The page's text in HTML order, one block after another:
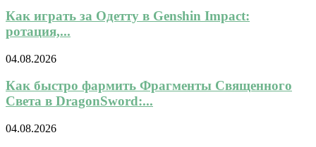
Как играть за Одетту в Genshin Impact:
ротация,...
04.08.2026
Как быстро фармить Фрагменты Священного
Света в DragonSword:...
04.08.2026